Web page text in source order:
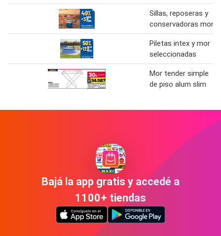
Sillas, reposeras y
conservadoras mor
Piletas intex y mor
seleccionadas
Mor tender simple
de piso alum slim
Bajá la app gratis y accedé a
1100+ tiendas